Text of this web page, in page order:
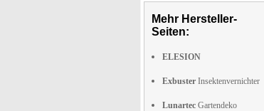
Mehr Hersteller-
Seiten:
ELESION
Exbuster Insektenvernichter
Lunartec Gartendeko